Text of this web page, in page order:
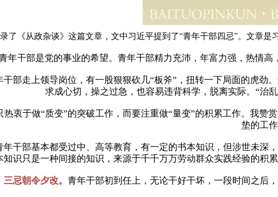
录了《从政杂谈》这篇文章，文中习近平提到了“青年干部四忌”。文章
年干部是党的事业的希望。青年干部精力充沛，年富力强，热情
干部走上领导岗位，有一股狠狠砍几“板斧”，扭转一下局面的虎劲
求成心切，操之过急，也容易违背科学，脱离实际。“治
衷于做“质变”的突破工作，而要注重做“量变”的积累工作。我
垫的工作
年干部基本都受过中、高等教育，有一定的书本知识，但涉世未深
知识只是一种间接的知识，来源于千千万万劳动群众实践经验的积
三忌朝令夕改。 青年干部初到任上，无论干好干坏，一段时间之后